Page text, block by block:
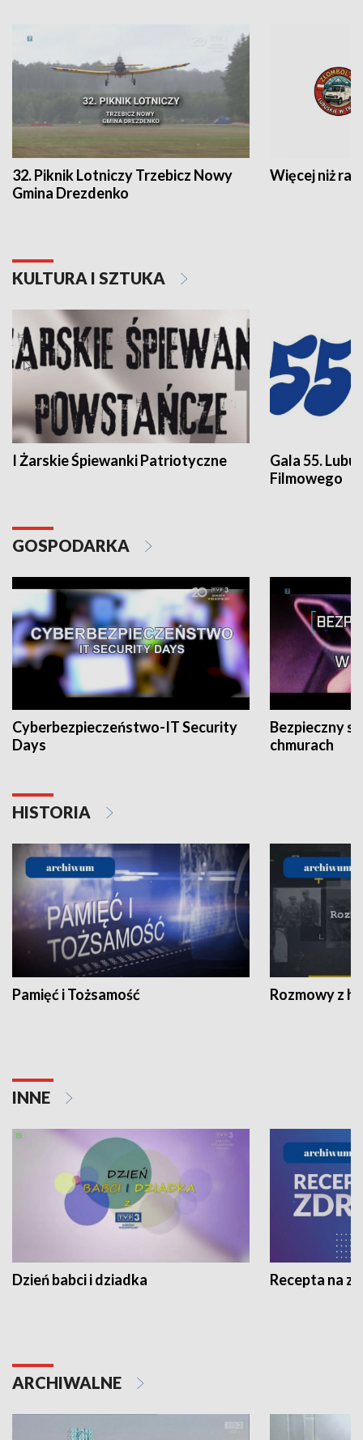
32. Piknik Lotniczy Trzebicz Nowy
Gmina Drezdenko
Więcej niż rajd
KULTURA I SZTUKA
I Żarskie Śpiewanki Patriotyczne
Gala 55.
Filmowego
GOSPODARKA
Cyberbezpieczeństwo-IT Security
Days
Bezpieczny
chmurach
HISTORIA
Pamięć i Tożsamość Rozmowy z
INNE
Dzień babci i dziadka Recepta na
ARCHIWALNE